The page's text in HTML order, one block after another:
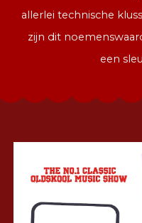
allerlei technische
zijn dit
een